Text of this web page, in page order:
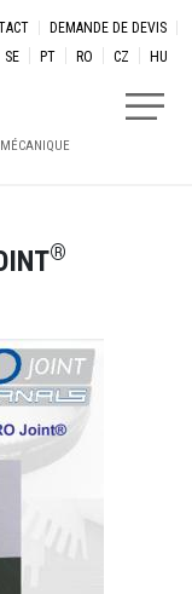
DEMANDE DE DEVIS
SE PT RO CZ HU
®